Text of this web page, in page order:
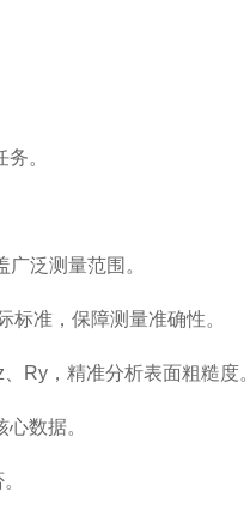
。
泛测量范围。
标准，保障测量准确性。
Ry，精准分析表面粗糙度。
数据。